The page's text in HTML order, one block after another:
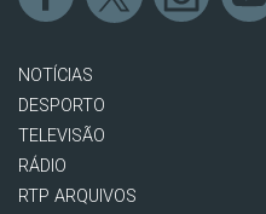
NOTÍCIAS
DESPORTO
TELEVISÃO
RÁDIO
RTP ARQUIVOS